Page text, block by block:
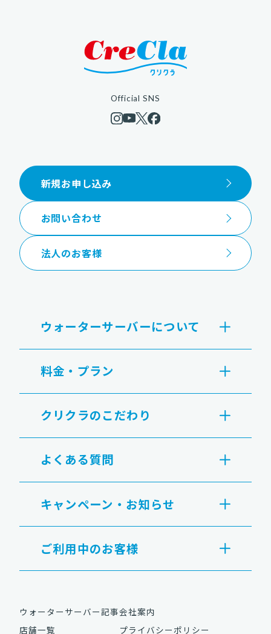
Official SNS
新規お申し込み
お問い合わせ
法人のお客様
ウォーターサーバーについて
料金・プラン
クリクラのこだわり
よくある質問
キャンペーン・お知らせ
ご利用中のお客様
ウォーターサーバー記事
店舗一覧
会社案内
プライバシーポリシー